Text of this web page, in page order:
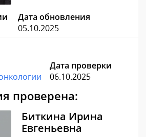
Дата обновления
05.10.2025
Дата проверки
06.10.2025
проверена:
Биткина Ирина
Евгеньевна